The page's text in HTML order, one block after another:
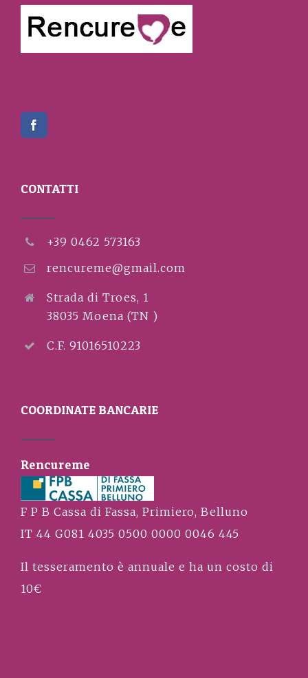
CONTATTI
+39 0462 573163
rencureme@gmail.com
Strada di Troes, 1
38035 Moena (TN )
C.F. 91016510223
COORDINATE BANCARIE
Rencureme
F P B Cassa di Fassa, Primiero, Belluno
IT 44 G081 4035 0500 0000 0046 445
Il tesseramento è annuale e ha un costo di
10€